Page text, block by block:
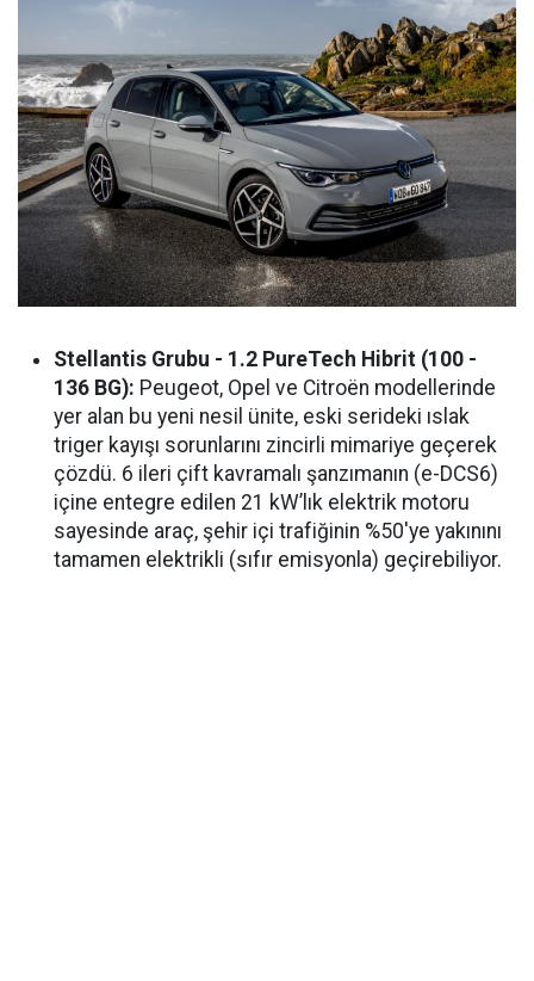
Stellantis Grubu - 1.2 PureTech Hibrit (100 -
136 BG): Peugeot, Opel ve Citroën modellerinde
yer alan bu yeni nesil ünite, eski serideki ıslak
triger kayışı sorunlarını zincirli mimariye geçerek
çözdü. 6 ileri çift kavramalı şanzımanın (e-DCS6)
içine entegre edilen 21 kW’lık elektrik motoru
sayesinde araç, şehir içi trafiğinin %50'ye yakınını
tamamen elektrikli (sıfır emisyonla) geçirebiliyor.